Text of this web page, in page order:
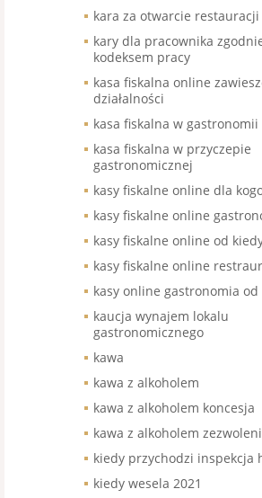
kara za otwarcie restauracji
kary dla pracownika
kodeksem pracy
kasa fiskalna online
działalności
kasa fiskalna w gastronomii
kasa fiskalna w przyczepie
gastronomicznej
kasy fiskalne online dla
kasy fiskalne online
kasy fiskalne online od
kasy fiskalne online
kasy online gastronomia od
kaucja wynajem lokalu
gastronomicznego
kawa
kawa z alkoholem
kawa z alkoholem koncesja
kawa z alkoholem
kiedy przychodzi inspekcja
kiedy wesela 2021